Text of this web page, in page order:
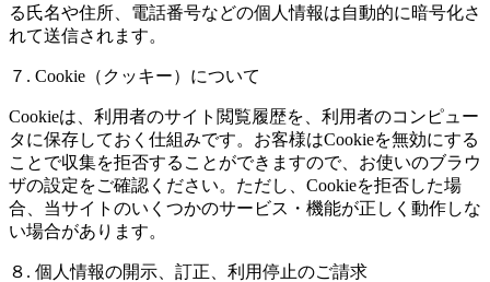
る氏名や住所、電話番号などの個人情報は自動的に暗号化さ
れて送信されます。
７. Cookie（クッキー）について
Cookieは、利用者のサイト閲覧履歴を、利用者のコンピュー
タに保存しておく仕組みです。お客様はCookieを無効にする
ことで収集を拒否することができますので、お使いのブラウ
ザの設定をご確認ください。ただし、Cookieを拒否した場
合、当サイトのいくつかのサービス・機能が正しく動作しな
い場合があります。
８. 個人情報の開示、訂正、利用停止のご請求